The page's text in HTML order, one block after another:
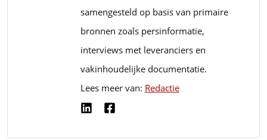
samengesteld op basis van primaire
bronnen zoals persinformatie,
interviews met leveranciers en
vakinhoudelijke documentatie.
Lees meer van: Redactie